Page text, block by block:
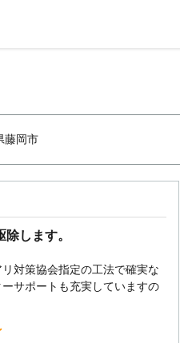
藤岡市
します。
対策協会指定の工法で確実な
サポートも充実していますの